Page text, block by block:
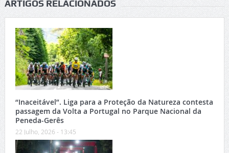
ARTIGOS RELACIONADOS
“Inaceitável”. Liga para a Proteção da Natureza contesta
passagem da Volta a Portugal no Parque Nacional da
Peneda-Gerês
22 Julho, 2026 - 13:45